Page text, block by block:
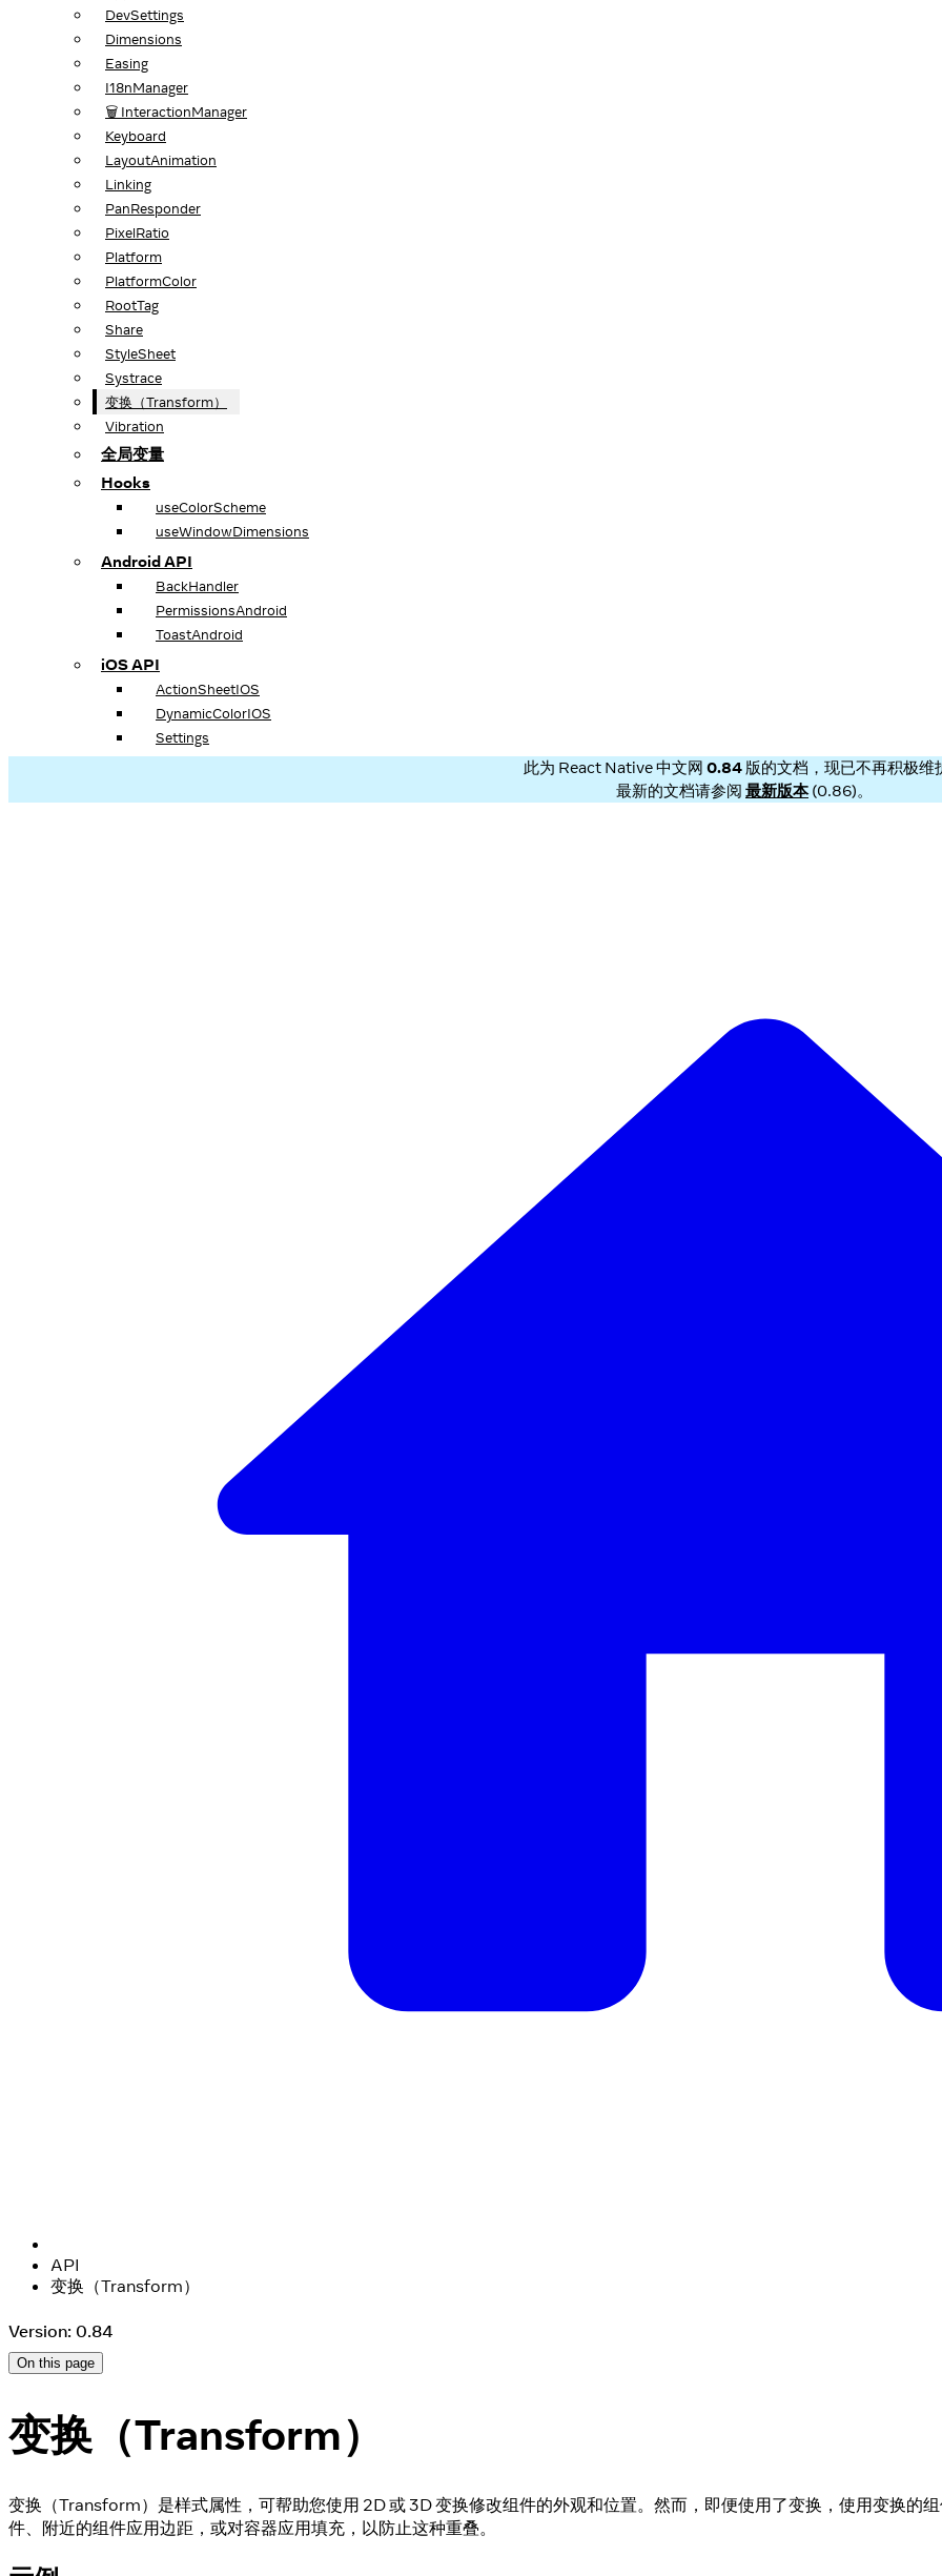
DevSettings
Dimensions
Easing
I18nManager
🗑️ InteractionManager
Keyboard
LayoutAnimation
Linking
PanResponder
PixelRatio
Platform
PlatformColor
RootTag
Share
StyleSheet
Systrace
变换（Transform）
Vibration
全局变量
Hooks
useColorScheme
useWindowDimensions
Android API
BackHandler
PermissionsAndroid
ToastAndroid
iOS API
ActionSheetIOS
DynamicColorIOS
Settings
此为 React Native 中文网 0.84版的文档，现已不再积极维
最新的文档请参阅 最新版本(0.86)。
API
变换（Transform）
Version: 0.84
On this page
变换（Transform）
变换（Transform）是样式属性，可帮助您使用 2D 或 3D 变换修改组件的外观和位置。然而，即便使用了变换，使用变换的
件、附近的组件应用边距，或对容器应用填充，以防止这种重叠。